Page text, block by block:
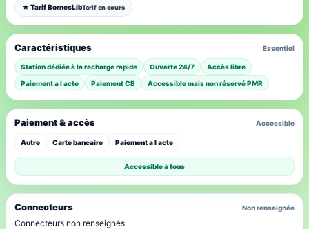
★ Tarif BornesLibTarif en cours
Caractéristiques Essentiel
Station dédiée à la recharge rapide Ouverte 24/7
Accès libre
Paiement a l acte
Paiement CB Accessible mais non réservé PMR
Connecteurs Non renseignée
Connecteurs non renseignés
Paiement & accès Accessible
Autre Carte bancaire Paiement a l acte
Accessible à tous